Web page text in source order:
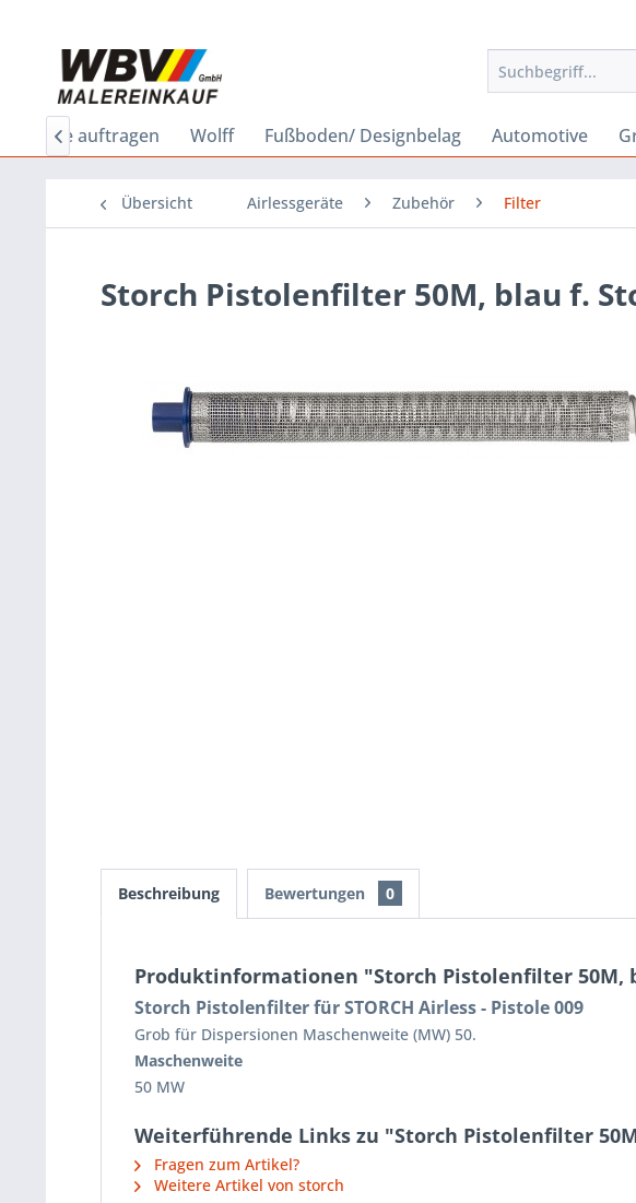
Lacke auftragen Wolff Fußboden/ Designbelag Automotive

Übersicht Airlessgeräte Zubehör Filter
Storch Pistolenfilter 50M, blau f.
Beschreibung Bewertungen 0
Produktinformationen "Storch Pistolenfilter 50M,
Storch Pistolenfilter für STORCH Airless - Pistole 009
Grob für Dispersionen Maschenweite (MW) 50.
Maschenweite
50 MW
Weiterführende Links zu "Storch Pistolenfilter
Fragen zum Artikel?
Weitere Artikel von storch